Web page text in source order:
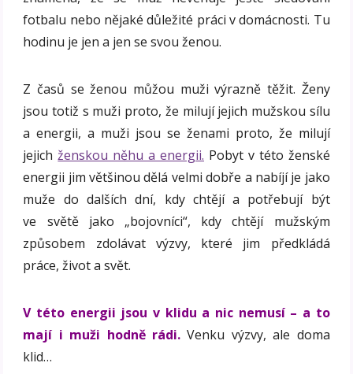
fotbalu nebo nějaké důležité práci v domácnosti. Tu
hodinu je jen a jen se svou ženou.
Z časů se ženou můžou muži výrazně těžit. Ženy
jsou totiž s muži proto, že milují jejich mužskou sílu
a energii, a muži jsou se ženami proto, že milují
jejichženskou něhu a energii. Pobyt v této ženské
energii jim většinou dělá velmi dobře a nabíjí je jako
muže do dalších dní, kdy chtějí a potřebují být
ve světě jako „bojovníci“, kdy chtějí mužským
způsobem zdolávat výzvy, které jim předkládá
práce, život a svět.
V této energii jsou v klidu a nic nemusí – a to
mají i muži hodně rádi. Venku výzvy, ale doma
klid…